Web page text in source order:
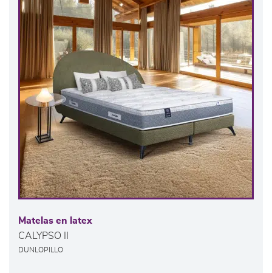
Matelas en latex
CALYPSO II
DUNLOPILLO